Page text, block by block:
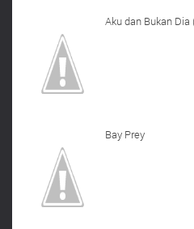
Aku dan Bukan
Bay Prey